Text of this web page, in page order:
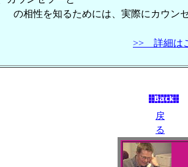
の相性を知るためには、実際にカウン
>> 詳細は
戻
る